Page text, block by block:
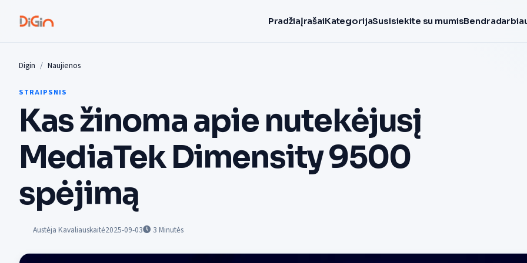
PradžiaĮrašaiKategorijaSusisiekite su mumis
Digin Naujienos
STRAIPSNIS
Kas žinoma apie nutekėjusį
MediaTek Dimensity 9500
spėjimą
Austėja Kavaliauskaitė2025-09-03 3 Minutės